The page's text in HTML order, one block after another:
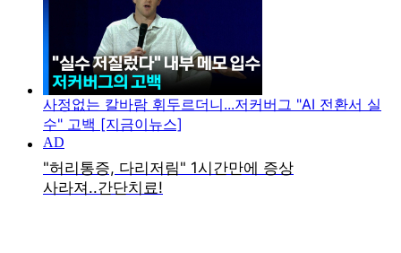
사정없는 칼바람 휘두르더니...저커버그 "AI 전환서 실
수" 고백 [지금이뉴스]